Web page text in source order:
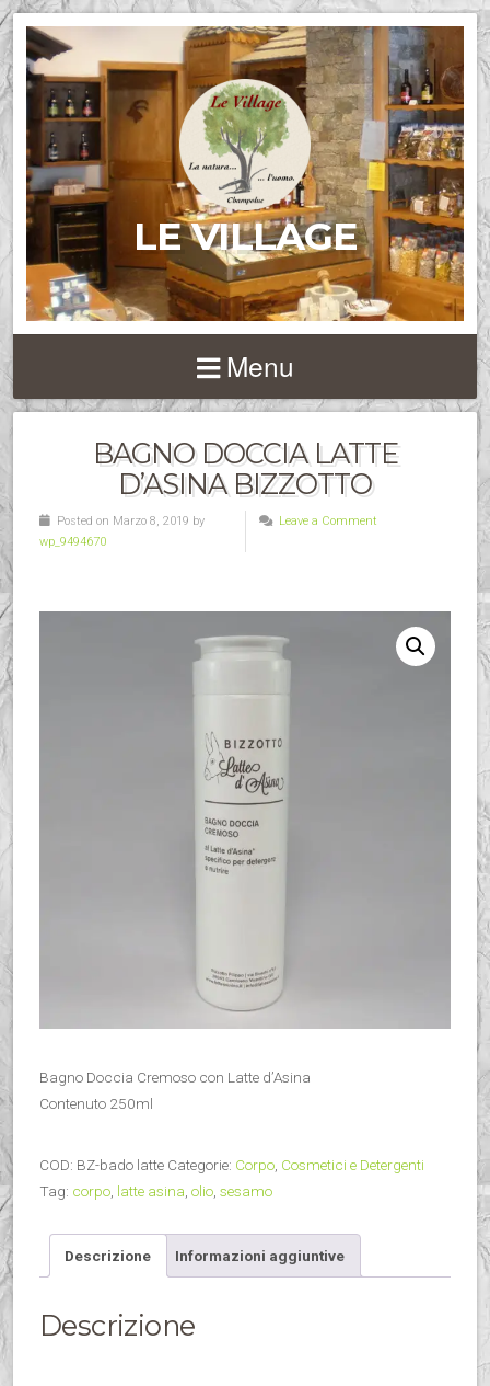
LE VILLAGE
Menu
BAGNO DOCCIA LATTE
D’ASINA BIZZOTTO
Posted on Marzo 8, 2019 by
wp_9494670
Leave a Comment
Bagno Doccia Cremoso con Latte d’Asina
Contenuto 250ml
COD: BZ-bado latte Categorie: Corpo Cosmetici e Detergenti
Tag: corpo latte asina olio sesamo
Descrizione Informazioni aggiuntive
Descrizione